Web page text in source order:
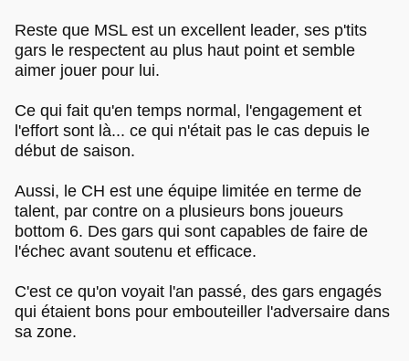
Reste que MSL est un excellent leader, ses p'tits
gars le respectent au plus haut point et semble
aimer jouer pour lui.
Ce qui fait qu'en temps normal, l'engagement et
l'effort sont là... ce qui n'était pas le cas depuis le
début de saison.
Aussi, le CH est une équipe limitée en terme de
talent, par contre on a plusieurs bons joueurs
bottom 6. Des gars qui sont capables de faire de
l'échec avant soutenu et efficace.
C'est ce qu'on voyait l'an passé, des gars engagés
qui étaient bons pour embouteiller l'adversaire dans
sa zone.